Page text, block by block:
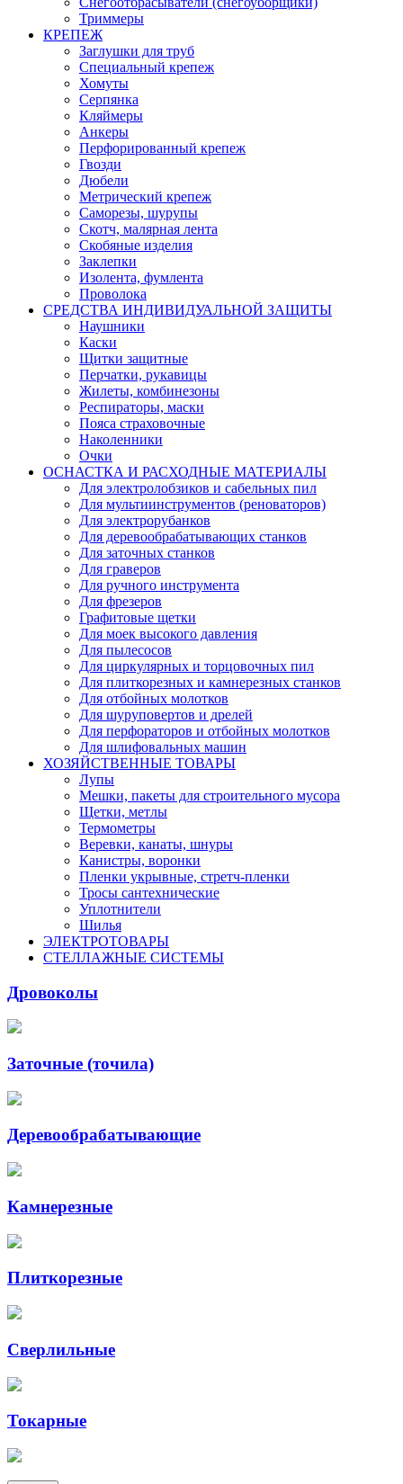
Триммеры
КРЕПЕЖ
Заглушки для труб
Специальный крепеж
Хомуты
Серпянка
Кляймеры
Анкеры
Перфорированный крепеж
Гвозди
Дюбели
Метрический крепеж
Саморезы, шурупы
Скотч, малярная лента
Скобяные изделия
Заклепки
Изолента, фумлента
Проволока
СРЕДСТВА ИНДИВИДУАЛЬНОЙ ЗАЩИТЫ
Наушники
Каски
Щитки защитные
Перчатки, рукавицы
Жилеты, комбинезоны
Респираторы, маски
Пояса страховочные
Наколенники
Очки
ОСНАСТКА И РАСХОДНЫЕ МАТЕРИАЛЫ
Для электролобзиков и сабельных пил
Для мультиинструментов (реноваторов)
Для электрорубанков
Для деревообрабатывающих станков
Для заточных станков
Для граверов
Для ручного инструмента
Для фрезеров
Графитовые щетки
Для моек высокого давления
Для пылесосов
Для циркулярных и торцовочных пил
Для плиткорезных и камнерезных станков
Для отбойных молотков
Для шуруповертов и дрелей
Для перфораторов и отбойных молотков
Для шлифовальных машин
ХОЗЯЙСТВЕННЫЕ ТОВАРЫ
Лупы
Мешки, пакеты для строительного мусора
Щетки, метлы
Термометры
Веревки, канаты, шнуры
Канистры, воронки
Пленки укрывные, стретч-пленки
Тросы сантехнические
Уплотнители
Шилья
ЭЛЕКТРОТОВАРЫ
СТЕЛЛАЖНЫЕ СИСТЕМЫ
Дровоколы
Заточные (точила)
Деревообрабатывающие
Камнерезные
Плиткорезные
Сверлильные
Токарные